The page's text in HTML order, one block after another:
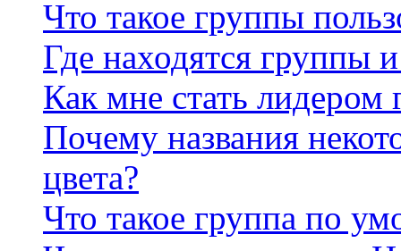
Что такое группы
Где находятся группы
Как мне стать лидером
Почему названия
цвета?
Что такое группа по